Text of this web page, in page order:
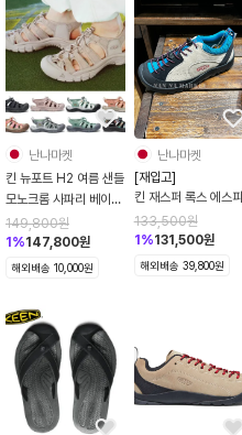
난나마켓
킨 뉴포트 H2 여름 샌들
모노크롬 사파리 베이지
9컬러 여성용
149,800원
1 %147,800원
해외배송 10,000원
난나마켓
[재입고]
킨 재스퍼 록스 에스피
사파리블루 여성용
1027428
133,500원
1 %131,500원
해외배송 39,800원